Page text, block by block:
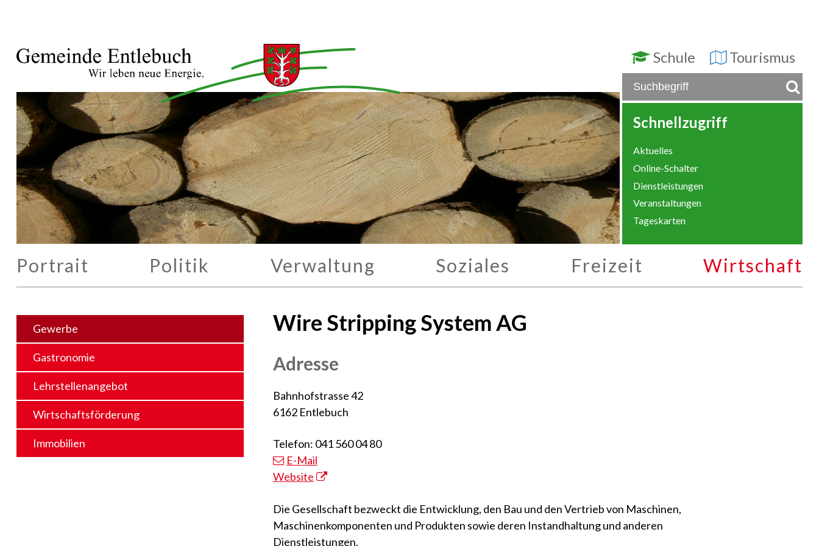
Schule Tourismus
Schnellzugriff
Aktuelles
Online-Schalter
Dienstleistungen
Veranstaltungen
Tageskarten
Portrait Politik Verwaltung Soziales Freizeit Wirtschaft
Gewerbe
Gastronomie
Lehrstellenangebot
Wirtschaftsförderung
Immobilien
Wire Stripping System AG
Adresse
Bahnhofstrasse 42
6162 Entlebuch
Telefon: 041 560 04 80
E-Mail
Website
Die Gesellschaft bezweckt die Entwicklung, den Bau und den Vertrieb von Maschinen,
Maschinenkomponenten und Produkten sowie deren Instandhaltung und anderen
Dienstleistungen.